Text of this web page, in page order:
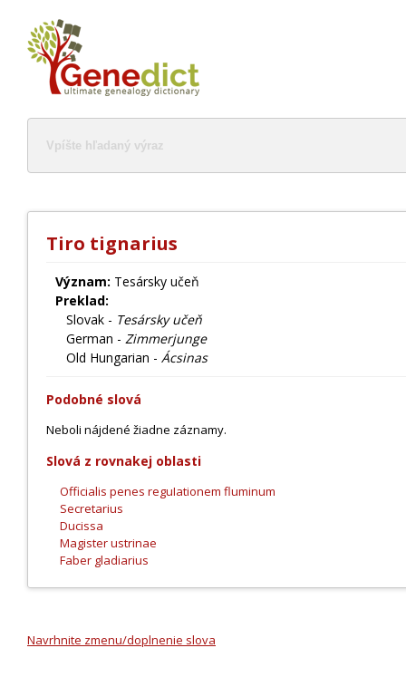
Tiro tignarius
Význam: Tesársky učeň
Preklad:
Slovak - Tesársky učeň
German - Zimmerjunge
Old Hungarian - Ácsinas
Podobné slová
Neboli nájdené žiadne záznamy.
Slová z rovnakej oblasti
Officialis penes reguIationem fluminum
Secretarius
Ducissa
Magister ustrinae
Faber gladiarius
Navrhnite zmenu/doplnenie slova